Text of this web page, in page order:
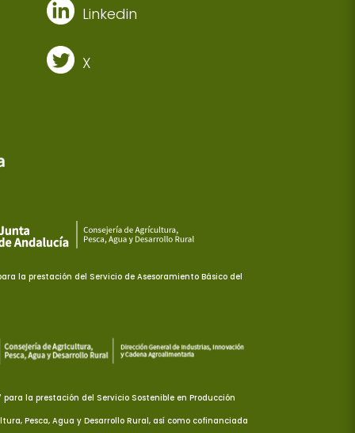
Linkedin
X
la prestación del Servicio de Asesoramiento Básico del
la prestación del Servicio Sostenible en Producción
Pesca, Agua y Desarrollo Rural, así como cofinanciada